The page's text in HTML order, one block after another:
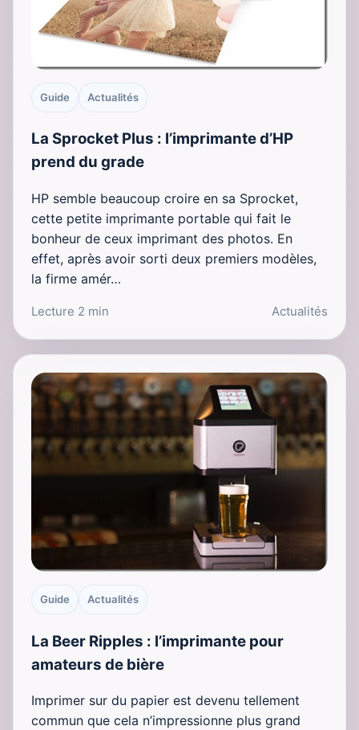
Guide Actualités
La Sprocket Plus : l’imprimante d’HP
prend du grade
HP semble beaucoup croire en sa Sprocket,
cette petite imprimante portable qui fait le
bonheur de ceux imprimant des photos. En
effet, après avoir sorti deux premiers modèles,
la firme amér…
Lecture 2 min Actualités
Guide Actualités
La Beer Ripples : l’imprimante pour
amateurs de bière
Imprimer sur du papier est devenu tellement
commun que cela n’impressionne plus grand